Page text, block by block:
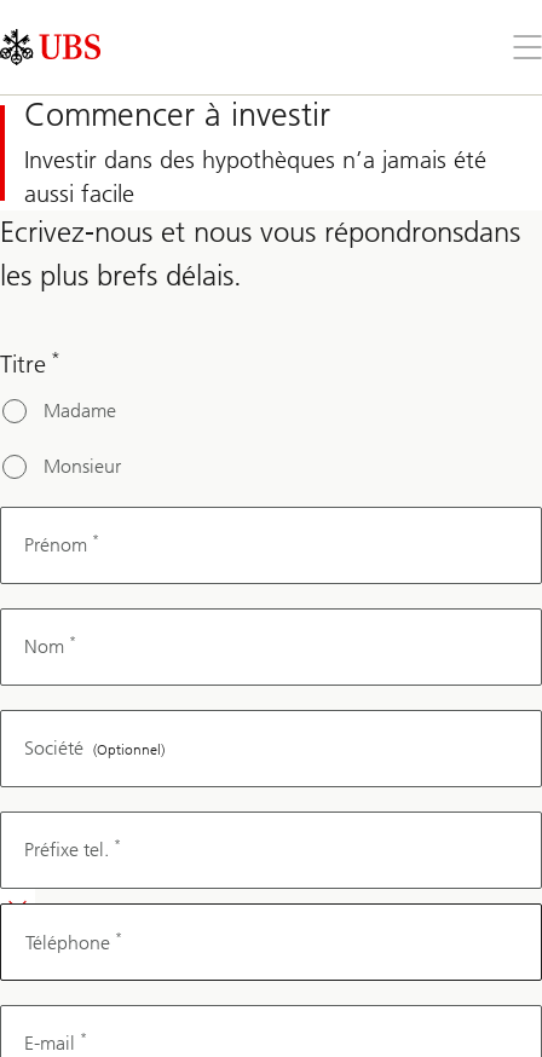
Links
Area
le
Commencer à investir
Investir dans des hypothèques n’a jamais été
aussi facile
Ecrivez-nous et nous vous répondronsdans
les plus brefs délais.
Titre *
Madame
Monsieur
Prénom *
Nom *
Société (Optionnel)
Téléphone
Préfixe tel. *
Téléphone *
E-mail *